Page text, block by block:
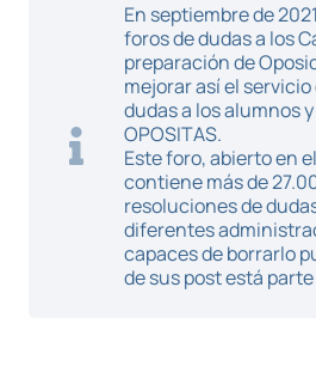
En septiembre de
foros de dudas a los
preparación de
mejorar así el
dudas a los alumnos
OPOSITAS.
Este foro, abierto en
contiene más de
resoluciones de
diferentes
capaces de borrarlo
de sus post está